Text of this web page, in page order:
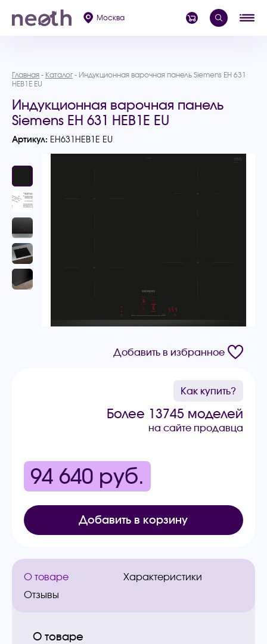
Москва
Главная Каталог
Индукционная варочная панель Siemens EH 631
HEB1E EU
Индукционная варочная панель
Siemens EH 631 HEB1E EU
Артикул: EH631HEB1E EU
Добавить в избранное
Как купить?
Более 13745 моделей
на сайте продавца
94 640 руб.
Добавить в корзину
О товаре
Характеристики
Отзывы
О товаре